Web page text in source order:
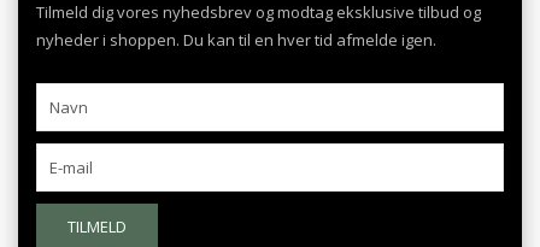
Tilmeld dig vores nyhedsbrev og modtag eksklusive tilbud og
nyheder i shoppen. Du kan til en hver tid afmelde igen.
TILMELD